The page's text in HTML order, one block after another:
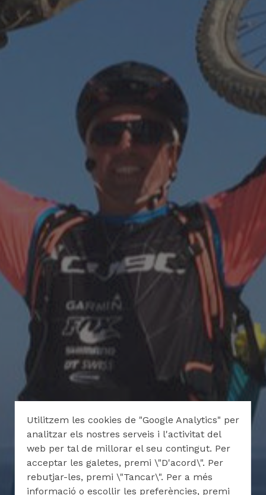
Utilitzem les cookies de "Google Analytics" per
analitzar els nostres serveis i l'activitat del
web per tal de millorar el seu contingut. Per
acceptar les galetes, premi \"D'acord\". Per
rebutjar-les, premi \"Tancar\". Per a més
informació o escollir les preferències, premi